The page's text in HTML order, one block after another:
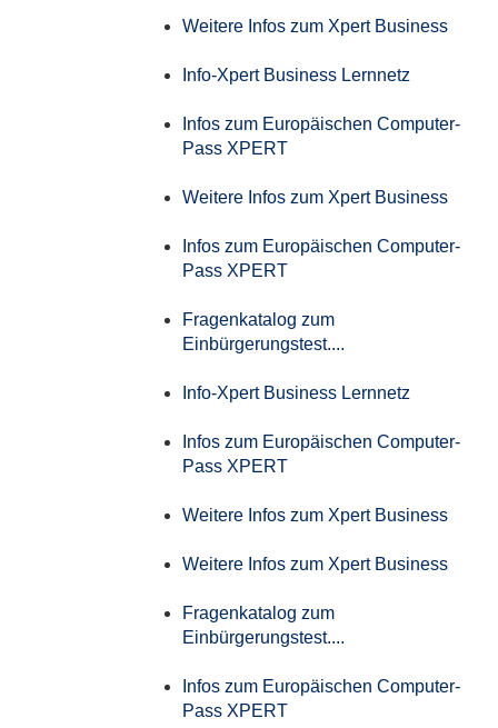
Weitere Infos zum Xpert Business
Info-Xpert Business Lernnetz
Infos zum Europäischen Computer-
Pass XPERT
Weitere Infos zum Xpert Business
Infos zum Europäischen Computer-
Pass XPERT
Fragenkatalog zum
Einbürgerungstest....
Info-Xpert Business Lernnetz
Infos zum Europäischen Computer-
Pass XPERT
Weitere Infos zum Xpert Business
Weitere Infos zum Xpert Business
Fragenkatalog zum
Einbürgerungstest....
Infos zum Europäischen Computer-
Pass XPERT